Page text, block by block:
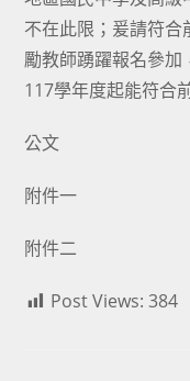
不在此限；爰請符
勵教師踴躍報名參
117學年度起能符合
公文
附件一
附件二
Post Views: 384